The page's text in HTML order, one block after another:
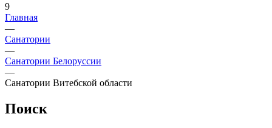
9
Главная
—
Санатории
—
Санатории Белоруссии
—
Санатории Витебской области
Поиск